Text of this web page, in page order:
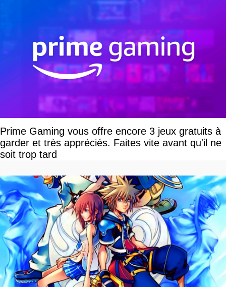
Prime Gaming vous offre encore 3 jeux gratuits à
garder et très appréciés. Faites vite avant qu'il ne
soit trop tard